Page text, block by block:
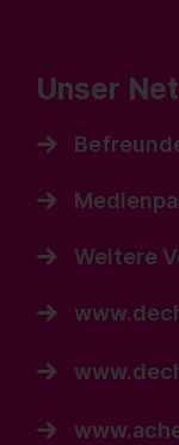
Unser
Weitere